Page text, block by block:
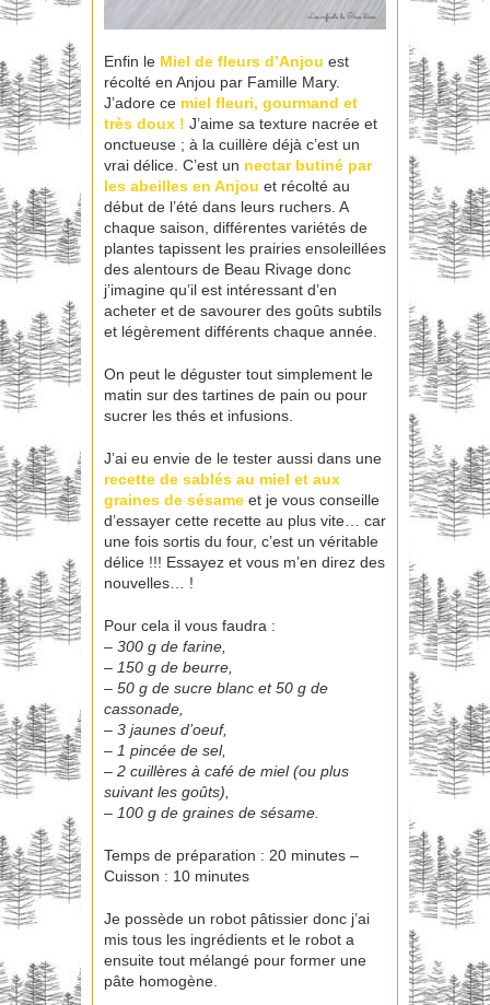
Enfin le Miel de fleurs d’Anjou est
récolté en Anjou par Famille Mary.
J’adore ce miel fleuri, gourmand et
très doux ! J’aime sa texture nacrée et
onctueuse ; à la cuillère déjà c’est un
vrai délice. C’est un nectar butiné par
les abeilles en Anjou et récolté au
début de l’été dans leurs ruchers. A
chaque saison, différentes variétés de
plantes tapissent les prairies ensoleillées
des alentours de Beau Rivage donc
j’imagine qu’il est intéressant d’en
acheter et de savourer des goûts subtils
et légèrement différents chaque année.
On peut le déguster tout simplement le
matin sur des tartines de pain ou pour
sucrer les thés et infusions.
J’ai eu envie de le tester aussi dans une
recette de sablés au miel et aux
graines de sésame et je vous conseille
d’essayer cette recette au plus vite… car
une fois sortis du four, c’est un véritable
délice !!! Essayez et vous m’en direz des
nouvelles… !
Pour cela il vous faudra :
– 300 g de farine,
– 150 g de beurre,
– 50 g de sucre blanc et 50 g de
cassonade,
– 3 jaunes d’oeuf,
– 1 pincée de sel,
– 2 cuillères à café de miel (ou plus
suivant les goûts),
– 100 g de graines de sésame.
Temps de préparation : 20 minutes –
Cuisson : 10 minutes
Je possède un robot pâtissier donc j’ai
mis tous les ingrédients et le robot a
ensuite tout mélangé pour former une
pâte homogène.